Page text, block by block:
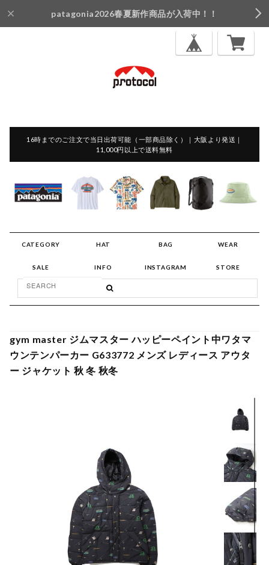
patagonia2026春夏新作商品が入荷中！！
16時までのご注文で当日出荷可能（一部商品除く）｜大阪より発送｜
11,000円以上で送料無料
CATEGORY HAT BAG WEAR
SALE INFO INSTAGRAM STORE
gym master ジムマスター ハッピーペイント中ワタマ
ウンテンパーカー G633772 メンズ レディース アウタ
ー ジャケット 秋 冬 秋冬